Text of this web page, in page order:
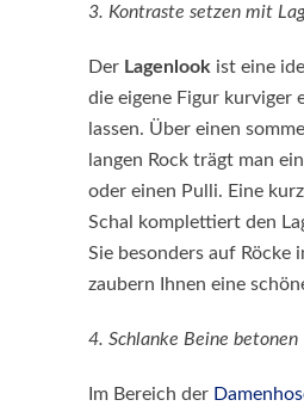
3. Kontraste setzen mit
Der Lagenlook ist eine
die eigene Figur kurviger
lassen. Über einen
langen Rock trägt man
oder einen Pulli. Eine
Schal komplettiert den
Sie besonders auf Röcke
zaubern Ihnen eine
4. Schlanke Beine betonen
Im Bereich der